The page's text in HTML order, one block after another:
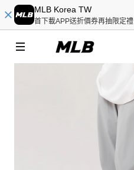
MLB Korea TW
首下載APP送折價券再抽限定禮